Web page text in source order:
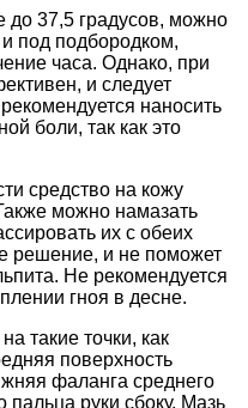
37,5 градусов, можно
и под подбородком,
часа. Однако, при
и следует
наносить
боли, так как это
средство на кожу
можно намазать
их с обеих
решение, и не поможет
Не рекомендуется
гноя в десне.
такие точки, как
поверхность
фаланга среднего
пальца руки сбоку. Мазь